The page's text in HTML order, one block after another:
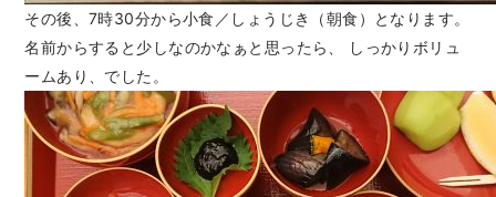
その後、7時30分から小食／しょうじき（朝食）となります。
名前からすると少しなのかなぁと思ったら、 しっかりボリュ
ームあり、でした。